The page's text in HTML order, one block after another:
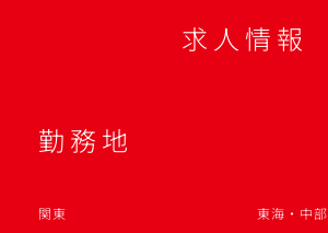
求人情報
勤務地
関東
東海・中部